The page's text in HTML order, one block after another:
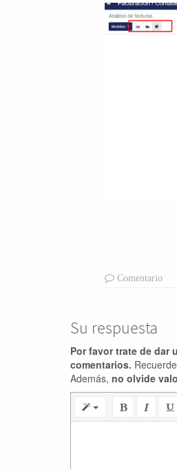
Comentario
Su respuesta
Por favor trate de dar
comentarios.
Además, no olvide